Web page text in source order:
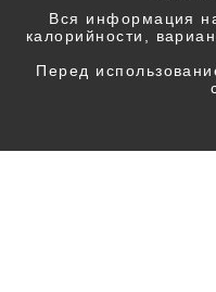
Вся информация
калорийности,
Перед